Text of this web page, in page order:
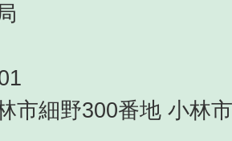
市細野300番地 小林